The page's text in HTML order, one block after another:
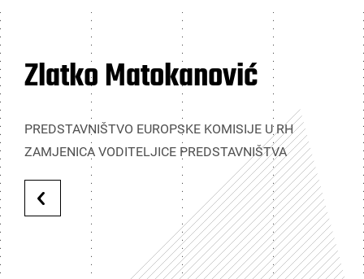
Zlatko Matokanović
PREDSTAVNIŠTVO EUROPSKE KOMISIJE U RH
ZAMJENICA VODITELJICE PREDSTAVNIŠTVA